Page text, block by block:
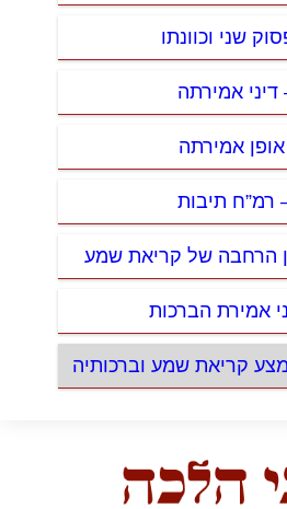
שני וכוונתו
דיני אמירתה
אופן אמירתה
רמ”ח תיבות
הרחבה של קריאת שמע
אמירת הברכות
קריאת שמע וברכותיה